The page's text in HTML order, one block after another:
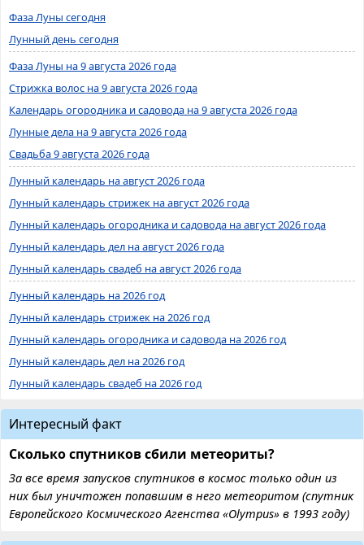
Фаза Луны сегодня
Лунный день сегодня
Фаза Луны на 9 августа 2026 года
Стрижка волос на 9 августа 2026 года
Календарь огородника и садовода на 9 августа 2026 года
Лунные дела на 9 августа 2026 года
Свадьба 9 августа 2026 года
Лунный календарь на август 2026 года
Лунный календарь стрижек на август 2026 года
Лунный календарь огородника и садовода на август 2026 года
Лунный календарь дел на август 2026 года
Лунный календарь свадеб на август 2026 года
Лунный календарь на 2026 год
Лунный календарь стрижек на 2026 год
Лунный календарь огородника и садовода на 2026 год
Лунный календарь дел на 2026 год
Лунный календарь свадеб на 2026 год
Интересный факт
Сколько спутников сбили метеориты?
За все время запусков спутников в космос только один из
них был уничтожен попавшим в него метеоритом (спутник
Европейского Космического Агенства «Olympus» в 1993 году)